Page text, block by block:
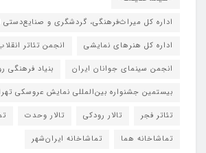
اداره کل میراث‌فرهنگی، گردشگری و صنایع‌دستی
اداره کل هنرهای نمایشی
انجمن تئاتر
انجمن سینمای جوانان ایران
بنیاد فرهنگی
بیستمین جشنواره بین‌المللی نمایش عروسکی
تئاتر فجر
تالار رودکی تالار وحدت
تماشاخانه هما
تماشاخانه‌ ایران‌شهر